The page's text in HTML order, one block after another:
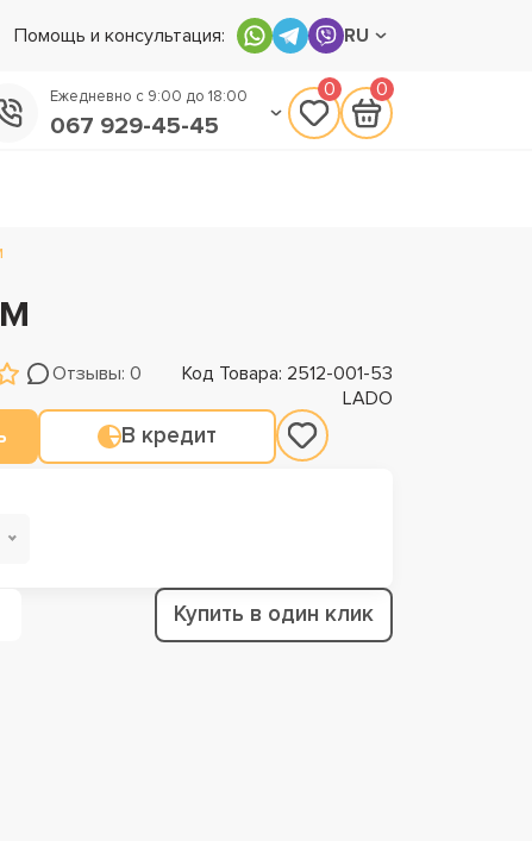
Помощь и консультация: RU
Ежедневно с 9:00 до 18:00
067 929-45-45
0 0
Отзывы: 0 Код Товара: 2512-001-53
LADO
В кредит
Купить в один клик